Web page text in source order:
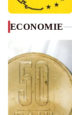
ECONOMIE